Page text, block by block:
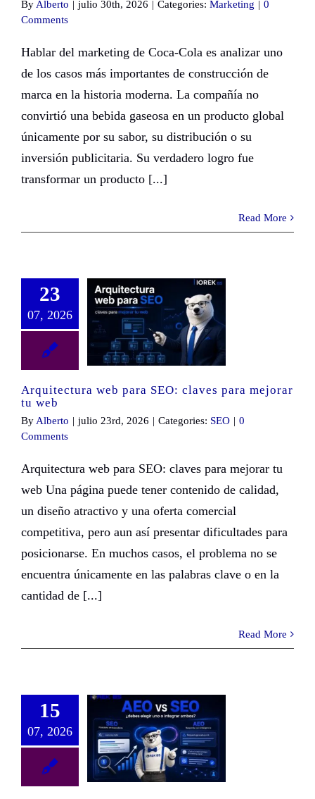
By Alberto | julio 30th, 2026 | Categories: Marketing | 0
Comments
Hablar del marketing de Coca-Cola es analizar uno
de los casos más importantes de construcción de
marca en la historia moderna. La compañía no
convirtió una bebida gaseosa en un producto global
únicamente por su sabor, su distribución o su
inversión publicitaria. Su verdadero logro fue
transformar un producto [...]
Read More
23
07, 2026
Arquitectura web para SEO: claves para mejorar
tu web
By Alberto | julio 23rd, 2026 | Categories: SEO | 0
Comments
Arquitectura web para SEO: claves para mejorar tu
web Una página puede tener contenido de calidad,
un diseño atractivo y una oferta comercial
competitiva, pero aun así presentar dificultades para
posicionarse. En muchos casos, el problema no se
encuentra únicamente en las palabras clave o en la
cantidad de [...]
Read More
15
07, 2026